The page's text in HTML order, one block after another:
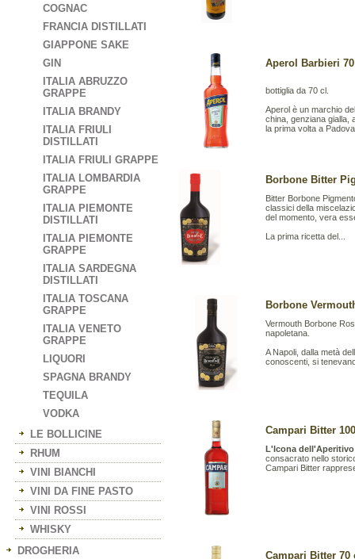
COGNAC
FRANCIA DISTILLATI
GIAPPONE SAKE
GIN
ITALIA ABRUZZO
GRAPPE
ITALIA BRANDY
ITALIA FRIULI
DISTILLATI
ITALIA FRIULI GRAPPE
ITALIA LOMBARDIA
GRAPPE
ITALIA PIEMONTE
DISTILLATI
ITALIA PIEMONTE
GRAPPE
ITALIA SARDEGNA
DISTILLATI
ITALIA TOSCANA
GRAPPE
ITALIA VENETO
GRAPPE
LIQUORI
SPAGNA BRANDY
TEQUILA
VODKA
LE BOLLICINE
RHUM
VINI BIANCHI
VINI DA FINE PASTO
VINI ROSSI
WHISKY
DROGHERIA
Aperol Barbieri
bottiglia da 70 cl.
Aperol è un marchio
china, genziana gialla,
la prima volta a
Borbone Bitter
Bitter Borbone
classici della
del momento, vera
La prima ricetta del...
Borbone
Vermouth Borbone
napoletana.
A Napoli, dalla metà
conoscenti, si
Campari Bitter
L'Icona
consacrato nello
Campari Bitter
Campari Bitter 70